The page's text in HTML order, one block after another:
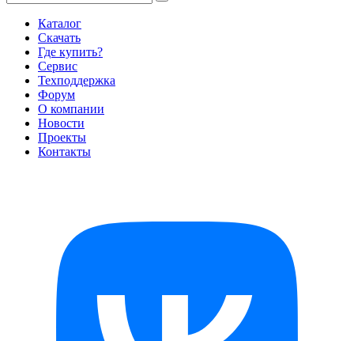
Каталог
Скачать
Где купить?
Сервис
Техподдержка
Форум
О компании
Новости
Проекты
Контакты